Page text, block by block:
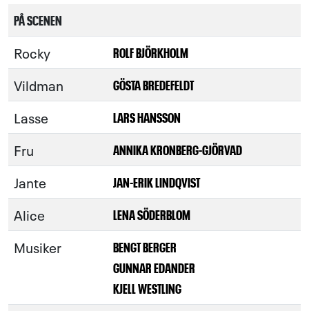
PÅ SCENEN
Rocky ROLF BJÖRKHOLM
Vildman GÖSTA BREDEFELDT
Lasse LARS HANSSON
Fru ANNIKA KRONBERG-GJÖRVAD
Jante JAN-ERIK LINDQVIST
Alice LENA SÖDERBLOM
Musiker
BENGT BERGER
GUNNAR EDANDER
KJELL WESTLING